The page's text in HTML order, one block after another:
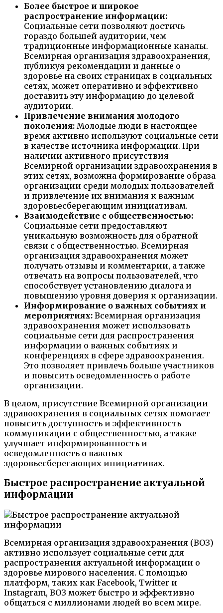
Более быстрое и широкое
распространение информации:
Социальные сети позволяют достичь
гораздо большей аудитории, чем
традиционные информационные каналы.
Всемирная организация здравоохранения,
публикуя рекомендации и данные о
здоровье на своих страницах в социальных
сетях, может оперативно и эффективно
доставить эту информацию до целевой
аудитории.
Привлечение внимания молодого
поколения: Молодые люди в настоящее
время активно используют социальные сети
в качестве источника информации. При
наличии активного присутствия
Всемирной организации здравоохранения в
этих сетях, возможна формирование образа
организации среди молодых пользователей
и привлечение их внимания к важным
здоровьесберегающим инициативам.
Взаимодействие с общественностью:
Социальные сети предоставляют
уникальную возможность для обратной
связи с общественностью. Всемирная
организация здравоохранения может
получать отзывы и комментарии, а также
отвечать на вопросы пользователей, что
способствует установлению диалога и
повышению уровня доверия к организации.
Информирование о важных событиях и
мероприятиях: Всемирная организация
здравоохранения может использовать
социальные сети для распространения
информации о важных событиях и
конференциях в сфере здравоохранения.
Это позволяет привлечь больше участников
и повысить осведомленность о работе
организации.
В целом, присутствие Всемирной организации
здравоохранения в социальных сетях помогает
повысить доступность и эффективность
коммуникации с общественностью, а также
улучшает информированность и
осведомленность о важных
здоровьесберегающих инициативах.
Быстрое распространение актуальной
информации
Всемирная организация здравоохранения (ВОЗ)
активно использует социальные сети для
распространения актуальной информации о
здоровье мирового населения. С помощью
платформ, таких как Facebook, Twitter и
Instagram, ВОЗ может быстро и эффективно
общаться с миллионами людей во всем мире.